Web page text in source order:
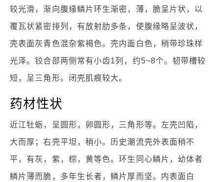
较光滑，渐向腹缘鳞片环生渐密，薄，脆呈片状，以
覆瓦状紧密排列，有放射肋多条，使腹缘略呈波状，
壳表面灰青色混杂紫褐色。壳内面白色，稍带珍珠样
光泽。铰合部两侧常有小齿1列，约5~8个。韧带槽较
短，呈三角形。闭壳肌痕较大。
药材性状
近江牡蛎，呈圆形，卵圆形，三角形等。左壳凹陷，
大而厚；右壳平坦，稍小。历史潮流壳外表面稍不
平，有灰，紫，棕，黄等色。环生同心鳞片，幼体者
鳞片薄而脆，多年生长者，鳞片厚而坚。内表面白